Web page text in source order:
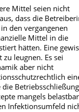
Mittel seien nicht
dass die
den vergangenen
Mittel in die
hätten. Eine
leugnen. Es sei
aber nicht
mangels
Infektionsumfeld